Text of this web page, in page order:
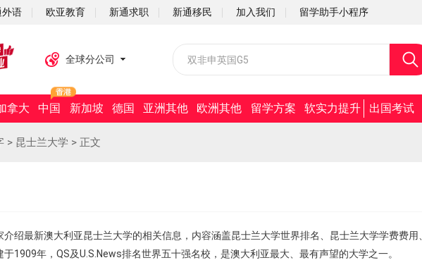
外语 欧亚教育 新通求职 新通移民 加入我们
社会招聘
留学助手小程序
全球分公司
拿大 中国 新加坡 德国 亚洲其他 欧洲其他 留学方案 软实力提升 出国考试
> 昆士兰大学 > 正文
绍最新澳大利亚昆士兰大学的相关信息，内容涵盖昆士兰大学世界排名、昆士兰大学学费费
1909年，QS及U.S.News排名世界五十强名校，是澳大利亚最大、最有声望的大学之一。